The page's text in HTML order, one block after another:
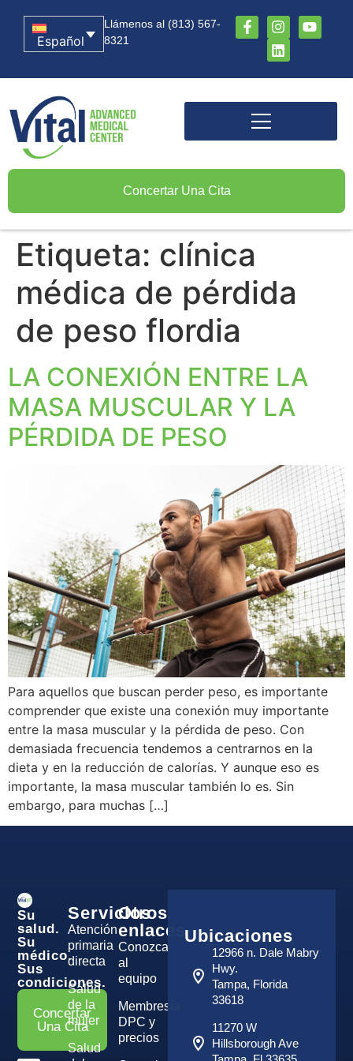
Español
Llámenos al (813) 567-
8321
Concertar Una Cita
Etiqueta: clínica
médica de pérdida
de peso flordia
LA CONEXIÓN ENTRE LA
MASA MUSCULAR Y LA
PÉRDIDA DE PESO
Para aquellos que buscan perder peso, es importante
comprender que existe una conexión muy importante
entre la masa muscular y la pérdida de peso. Con
demasiada frecuencia tendemos a centrarnos en la
dieta y en la reducción de calorías. Y aunque eso es
importante, la masa muscular también lo es. Sin
embargo, para muchas […]
Su
salud.
Su
médico.
Sus
condiciones.
Concertar
Una Cita
Servicios
Atención
primaria
directa
Salud
de la
mujer
Salud
Otros
enlaces
Conozca
al
equipo
Membresía
DPC y
precios
Ubicaciones
12966 n. Dale Mabry
Hwy.
Tampa, Florida
33618
11270 W
Hillsborough Ave